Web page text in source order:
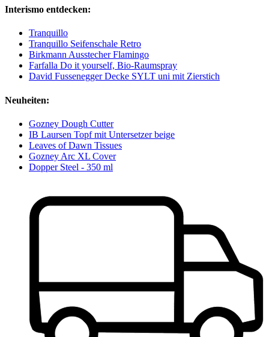
Interismo entdecken:
Tranquillo
Tranquillo Seifenschale Retro
Birkmann Ausstecher Flamingo
Farfalla Do it yourself, Bio-Raumspray
David Fussenegger Decke SYLT uni mit Zierstich
Neuheiten:
Gozney Dough Cutter
IB Laursen Topf mit Untersetzer beige
Leaves of Dawn Tissues
Gozney Arc XL Cover
Dopper Steel - 350 ml